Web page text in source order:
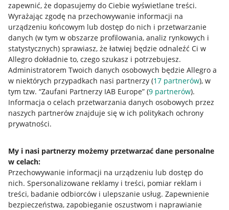
zapewnić, że dopasujemy do Ciebie wyświetlane treści.
Wyrażając zgodę na przechowywanie informacji na
urządzeniu końcowym lub dostęp do nich i przetwarzanie
danych (w tym w obszarze profilowania, analiz rynkowych i
statystycznych) sprawiasz, że łatwiej będzie odnaleźć Ci w
Allegro dokładnie to, czego szukasz i potrzebujesz.
Administratorem Twoich danych osobowych będzie Allegro a
w niektórych przypadkach nasi partnerzy (17 partnerów), w
tym tzw. “Zaufani Partnerzy IAB Europe” (9 partnerów).
Informacja o celach przetwarzania danych osobowych przez
naszych partnerów znajduje się w ich politykach ochrony
prywatności.
My i nasi partnerzy możemy przetwarzać dane personalne
w celach:
Przechowywanie informacji na urządzeniu lub dostęp do
nich. Spersonalizowane reklamy i treści, pomiar reklam i
treści, badanie odbiorców i ulepszanie usług. Zapewnienie
bezpieczeństwa, zapobieganie oszustwom i naprawianie
Przydatne informacje
Jak to działa
Allegro Gadane dla sprzedających
Allegro Gadane dla kupujących
Mapa miejscowości